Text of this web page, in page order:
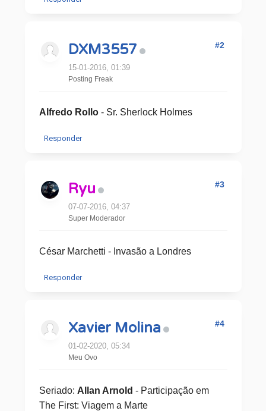
DXM3557
15-01-2016, 01:39
Posting Freak
#2
Alfredo Rollo- Sr. Sherlock Holmes
Responder
Ryu
07-07-2016, 04:37
Super Moderador
#3
César Marchetti - Invasão a Londres
Responder
Xavier Molina
01-02-2020, 05:34
Meu Ovo
#4
Seriado: Allan Arnold - Participação em
The First: Viagem a Marte